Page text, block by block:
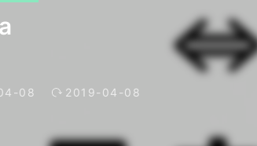
08 2019-04-08